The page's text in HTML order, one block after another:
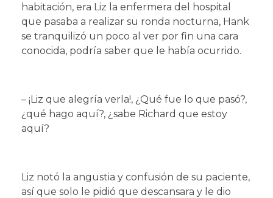
habitación, era Liz la enfermera del hospital
que pasaba a realizar su ronda nocturna, Hank
se tranquilizó un poco al ver por fin una cara
conocida, podría saber que le había ocurrido.
– ¡Liz que alegría verla!, ¿Qué fue lo que pasó?,
¿qué hago aquí?, ¿sabe Richard que estoy
aquí?
Liz notó la angustia y confusión de su paciente,
así que solo le pidió que descansara y le dio